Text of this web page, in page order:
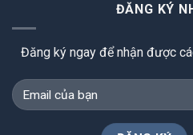
ĐĂNG KÝ
Đăng ký ngay để nhận được